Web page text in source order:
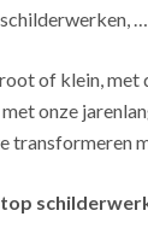
of klein,
met onze
transformeren
top